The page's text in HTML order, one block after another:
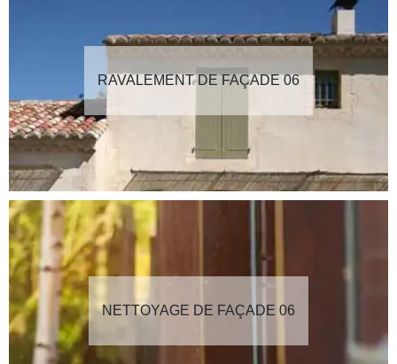
RAVALEMENT DE FAÇADE 06
NETTOYAGE DE FAÇADE 06